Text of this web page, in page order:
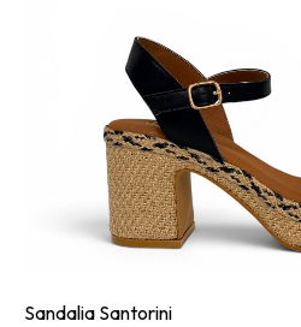
Sandalia Santorini